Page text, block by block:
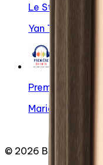
Le Stream (Off
Yan Theriault
Première
Mario Boulianne
© 2026